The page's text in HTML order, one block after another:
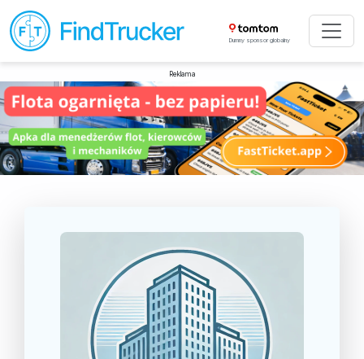
Dumny sponsor globalny
Reklama